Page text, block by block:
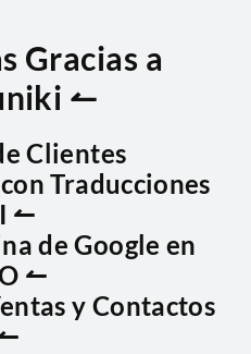
Gracias a
↼
Clientes
Traducciones
↼
de Google en
↼
y Contactos